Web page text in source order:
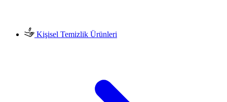
Kişisel Temizlik Ürünleri